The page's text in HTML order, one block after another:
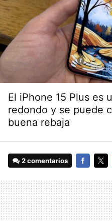
El iPhone 15 Plus es
redondo y se puede
buena rebaja
2 comentarios